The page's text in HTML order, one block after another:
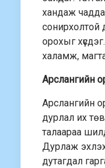
хандаж
сонирхолтой
орохыг
халамж,
Арслангийн
Арслангийн
дурлал их
талаараа
Дурлаж эхлэх
дутагдал